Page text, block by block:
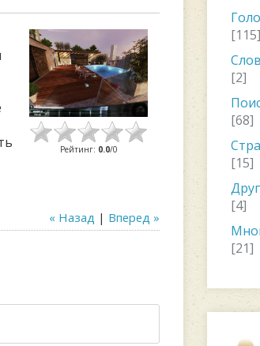
Рейтинг: 0.0/0
« Назад | Вперед »
[115]
[2]
[68]
[15]
[4]
[21]